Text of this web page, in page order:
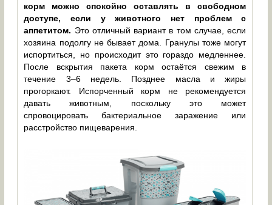
корм можно спокойно оставлять в свободном
доступе, если у животного нет проблем с
аппетитом. Это отличный вариант в том случае, если
хозяина подолгу не бывает дома. Гранулы тоже могут
испортиться, но происходит это гораздо медленнее.
После вскрытия пакета корм остаётся свежим в
течение 3–6 недель. Позднее масла и жиры
прогоркают. Испорченный корм не рекомендуется
давать животным, поскольку это может
спровоцировать бактериальное заражение или
расстройство пищеварения.